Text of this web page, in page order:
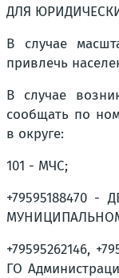
ДЛЯ
В случае
привлечь
В случае
сообщать по
в округе:
101 - МЧС;
+79595188470
+79595262146,
ГО